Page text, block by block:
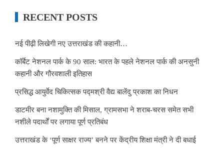
RECENT POSTS
नई पीढ़ी लिखेगी नए उत्तराखंड की कहानी…
कॉर्बेट नेशनल पार्क के 90 साल: भारत के पहले नेशनल पार्क की अनसुनी
कहानी और गौरवशाली इतिहास
प्रसिद्ध आयुर्वेद चिकित्सक पद्मश्री वैद्य बालेंदु प्रकाश का निधन
डाटमीर बना नशामुक्ति की मिसाल, ग्रामसभा ने शराब-चरस समेत सभी
नशीले पदार्थों पर लगाया पूर्ण प्रतिबंध
उत्तराखंड के ‘पूर्ण साक्षर राज्य’ बनने पर केंद्रीय शिक्षा मंत्री ने दी बधाई